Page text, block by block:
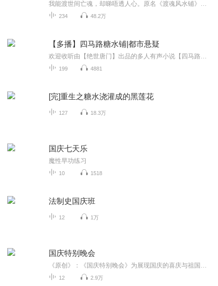
234 48.2万
【多播】四马路糖水铺|都市悬疑
199 4881
[完]重生之糖水浇灌成的黑莲花
127 18.3万
国庆七天乐
魔性早功练习
10 1518
法制史国庆班
12 1万
国庆特别晚会
12 2.9万